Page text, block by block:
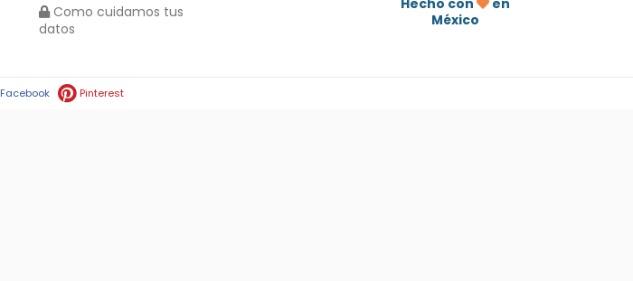
Como cuidamos tus
datos
Hecho con
en
México
Facebook Pinterest